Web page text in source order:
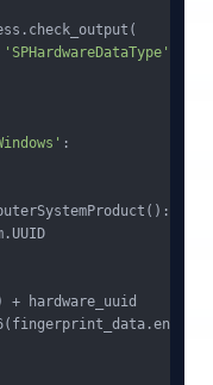
'SPHardwareDataType'
:
hardware_uuid